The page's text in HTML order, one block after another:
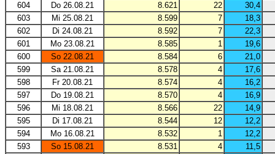
604
Do 26.08.21 8.621 22
30,4
603
Mi 25.08.21 8.599 7
18,3
602
Di 24.08.21 8.592 7
22,3
601
Mo 23.08.21 8.585 1
19,6
600
So 22.08.21 8.584 6
21,0
599
Sa 21.08.21 8.578 4
17,6
598
Fr 20.08.21 8.574 4
16,2
597
Do 19.08.21 8.570 4
16,9
596
Mi 18.08.21 8.566 22
14,9
595
Di 17.08.21 8.544 12
12,2
594
Mo 16.08.21 8.532 1
12,2
593
So 15.08.21 8.531 4
11,5